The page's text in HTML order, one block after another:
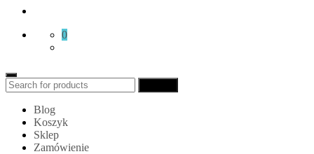
0
Search
for:
Blog
Koszyk
Sklep
Zamówienie